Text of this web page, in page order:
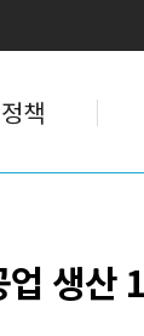
정책
업 생